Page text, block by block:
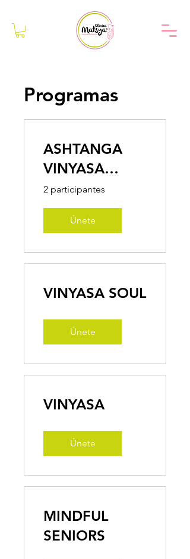
Programas
ASHTANGA
VINYASA
YOGA
2 participantes
Únete
VINYASA SOUL
Únete
VINYASA
Únete
MINDFUL
SENIORS